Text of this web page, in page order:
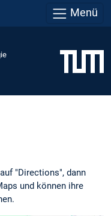
Menü
"Directions", dann
und können ihre